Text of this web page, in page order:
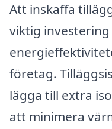
Att inskaffa
viktig
företag.
lägga till extra
att minimera